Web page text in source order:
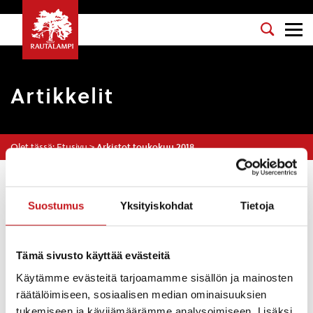
Suostumus Yksityiskohdat Tietoja
Tämä sivusto käyttää evästeitä
Käytämme evästeitä tarjoamamme sisällön ja mainosten
räätälöimiseen, sosiaalisen median ominaisuuksien
Artikkelit
Olet tässä:Etusivu>Arkistot toukokuu 2018
Suodata
Pohjois-Konneveden rantaosayleiskaavan
muutoksen hyväksyminen
23.5.2018 Kuulutukset